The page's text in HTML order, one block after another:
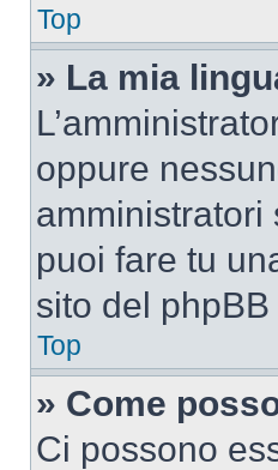
Top
» La mia
oppure
amministratori
puoi fare tu
sito del
Top
» Come
Ci possono